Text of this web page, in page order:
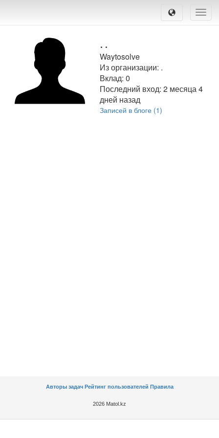
Toggle
..
Waytosolve
Из организации: .
Вклад:0
Последний вход:2 месяца 4
дней назад
Записей в блоге (1)
Авторы задач Рейтинг пользователей Правила
2026 Matol.kz